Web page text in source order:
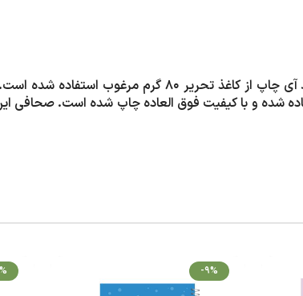
استفاده شده و با کیفیت فوق العاده چاپ شده است.
-9%